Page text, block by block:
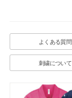
よくある質問
刺繍について